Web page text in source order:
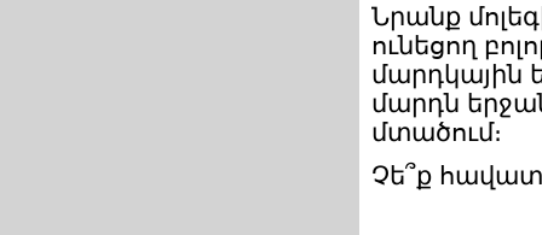
Նրանք
ունեցող
մարդկային
մարդն
մտածում։
Չե՞ք